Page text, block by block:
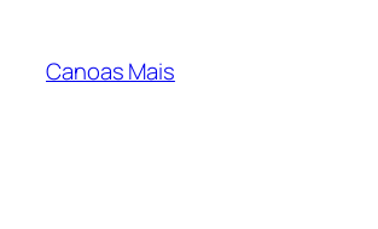
Canoas Mais